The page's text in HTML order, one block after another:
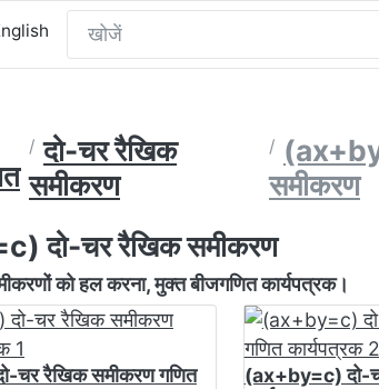
दो-चर रैखिक
समीकरण
समीकरण
दो-चर रैखिक समीकरण
को हल करना, मुक्त बीजगणित कार्यपत्रक।
चर रैखिक समीकरण गणित
(ax+by=c) दो-